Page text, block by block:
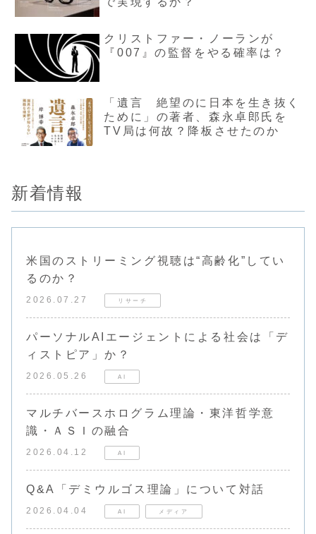
クリストファー・ノーランが
『007』の監督をやる確率は？
「遺言 絶望のに日本を生き抜く
ために」の著者、森永卓郎氏を
TV局は何故？降板させたのか
新着情報
米国のストリーミング視聴は“高齢化”してい
るのか？
2026.07.27 リサーチ
パーソナルAIエージェントによる社会は「デ
ィストピア」か？
2026.05.26 AI
マルチバースホログラム理論・東洋哲学意
識・ＡＳＩの融合
2026.04.12 AI
Q&A「デミウルゴス理論」について対話
2026.04.04 AI メディア